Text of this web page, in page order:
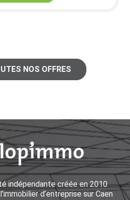
NOS OFFRES
indépendante créée en 2010
d’entreprise sur Caen